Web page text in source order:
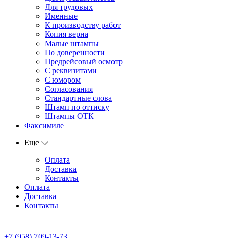
Для трудовых
Именные
К производству работ
Копия верна
Малые штампы
По доверенности
Предрейсовый осмотр
С реквизитами
С юмором
Согласования
Стандартные слова
Штамп по оттиску
Штампы ОТК
Факсимиле
Еще
Оплата
Доставка
Контакты
Оплата
Доставка
Контакты